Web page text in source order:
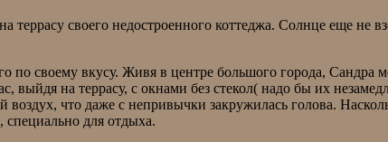
террасу своего недостроенного коттеджа. Солнце еще не
по своему вкусу. Живя в центре большого города, Сандра
выйдя на террасу, с окнами без стекол( надо бы их
что даже с непривычки закружилась голова.
специально для отдыха.